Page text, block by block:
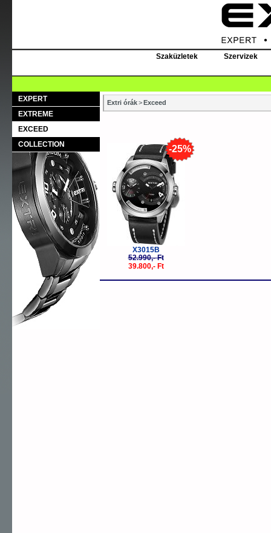
Szaküzletek Szervizek
EXPERT
EXTREME
EXCEED
COLLECTION
Extri órák>Exceed
-25%
X3015B
52.990,- Ft
39.800,- Ft